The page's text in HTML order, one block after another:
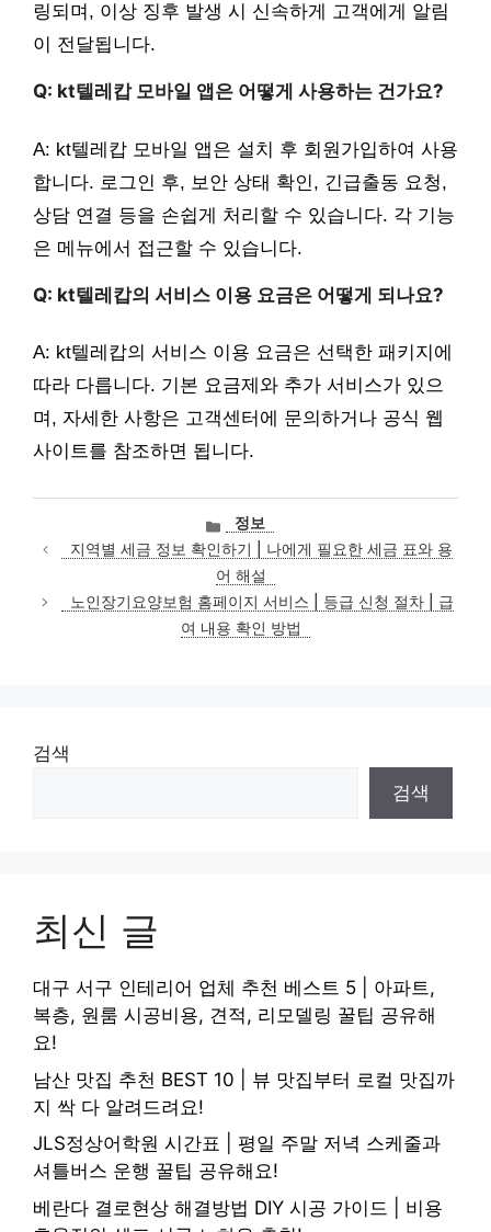
링되며, 이상 징후 발생 시 신속하게 고객에게 알림
이 전달됩니다.
Q: kt텔레캅 모바일 앱은 어떻게 사용하는 건가요?
A: kt텔레캅 모바일 앱은 설치 후 회원가입하여 사용
합니다. 로그인 후, 보안 상태 확인, 긴급출동 요청,
상담 연결 등을 손쉽게 처리할 수 있습니다. 각 기능
은 메뉴에서 접근할 수 있습니다.
Q: kt텔레캅의 서비스 이용 요금은 어떻게 되나요?
A: kt텔레캅의 서비스 이용 요금은 선택한 패키지에
따라 다릅니다. 기본 요금제와 추가 서비스가 있으
며, 자세한 사항은 고객센터에 문의하거나 공식 웹
사이트를 참조하면 됩니다.
카
테
고
리
정보
지역별 세금 정보 확인하기 | 나에게 필요한 세금 표와 용
어 해설
노인장기요양보험 홈페이지 서비스 | 등급 신청 절차 | 급
여 내용 확인 방법
검색
검색
최신 글
대구 서구 인테리어 업체 추천 베스트 5 | 아파트,
복층, 원룸 시공비용, 견적, 리모델링 꿀팁 공유해
요!
남산 맛집 추천 BEST 10 | 뷰 맛집부터 로컬 맛집까
지 싹 다 알려드려요!
JLS정상어학원 시간표 | 평일 주말 저녁 스케줄과
셔틀버스 운행 꿀팁 공유해요!
베란다 결로현상 해결방법 DIY 시공 가이드 | 비용